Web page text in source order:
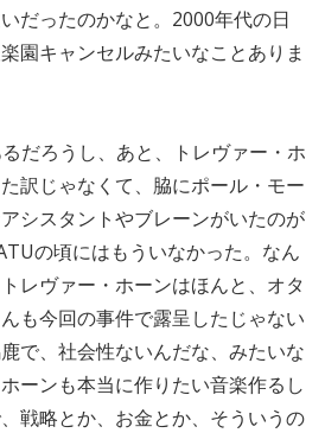
だったのかなと。2000年代の日
園キャンセルみたいなことありま
だろうし、あと、トレヴァー・ホ
訳じゃなくて、脇にポール・モー
シスタントやブレーンがいたのが
の頃にはもういなかった。なん
レヴァー・ホーンはほんと、オタ
も今回の事件で露呈したじゃない
で、社会性ないんだな、みたいな
ーンも本当に作りたい音楽作るし
戦略とか、お金とか、そういうの